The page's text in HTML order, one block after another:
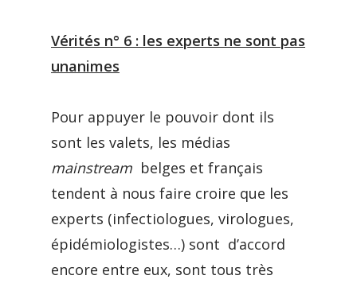
Vérités n° 6 : les experts ne sont pas
unanimes
Pour appuyer le pouvoir dont ils
sont les valets, les médias
mainstream belges et français
tendent à nous faire croire que les
experts (infectiologues, virologues,
épidémiologistes…) sont d’accord
encore entre eux, sont tous très